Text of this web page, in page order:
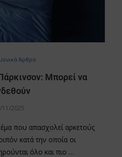
Άρθρα
Μπορεί να
11/2025
που απασχολεί αρκετούς
κατά την οποία οι
όλο και πιο …